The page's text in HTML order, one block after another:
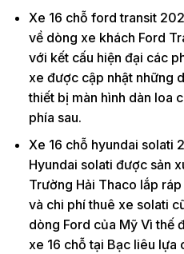
Xe 16 chỗ ford transit
về dòng xe khách Ford
với kết cấu hiện đại các
xe được cập nhật những
thiết bị màn hình dàn loa
phía sau.
Xe 16 chỗ hyundai solati
Hyundai solati được sản
Trường Hải Thaco lắp
và chi phí thuê xe solati
dòng Ford của Mỹ Vì thế
xe 16 chỗ tại Bạc liêu lựa